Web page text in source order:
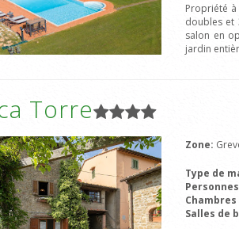
Propriété à
doubles et
salon en
jardin
Torre
Zone:
Type de
Salles de